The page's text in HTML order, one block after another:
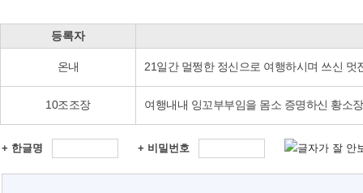
등록자
온내 21일간 멀쩡한 정신으로 여행하시며 쓰신 멋
10조조장 여행내내 잉꼬부부임을 몸소 증명하신 황소
+ 한글명 + 비밀번호